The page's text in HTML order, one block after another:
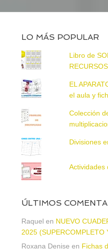
LO MÁS POPULAR
Libro de
EL
el aula y
Colección
Divisiones
Actividades
ÚLTIMOS
Raquel en NUEVO
2025 (SUPERCOMPLETO
Roxana Denise en Fichas